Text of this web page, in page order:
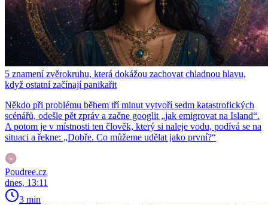
5 znamení zvěrokruhu, která dokážou zachovat chladnou hlavu,
když ostatní začínají panikařit
Někdo při problému během tří minut vytvoří sedm katastrofických
scénářů, odešle pět zpráv a začne googlit „jak emigrovat na Island“.
A potom je v místnosti ten člověk, který si naleje vodu, podívá se na
situaci a řekne: „Dobře. Co můžeme udělat jako první?“
Poudree.cz
dnes, 13:11
3 min